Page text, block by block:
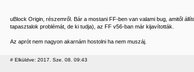
uBlock Origin, részemről. Bár a mostani FF-ben van valami bug, amitől
tapasztalok problémát, de ki tudja), az FF v56-ban már kijavították.
Az aprót nem nagyon akarnám hostolni ha nem muszáj.
# Elküldve: 2017. Sze. 08. 09:43